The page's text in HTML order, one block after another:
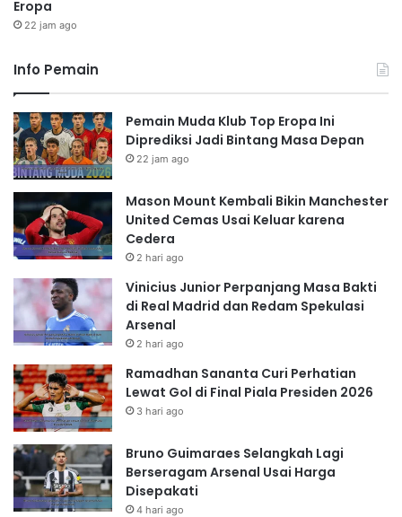
Eropa
22 jam ago
Info Pemain
Pemain Muda Klub Top Eropa Ini
Diprediksi Jadi Bintang Masa Depan
22 jam ago
Mason Mount Kembali Bikin Manchester
United Cemas Usai Keluar karena
Cedera
2 hari ago
Vinicius Junior Perpanjang Masa Bakti
di Real Madrid dan Redam Spekulasi
Arsenal
2 hari ago
Ramadhan Sananta Curi Perhatian
Lewat Gol di Final Piala Presiden 2026
3 hari ago
Bruno Guimaraes Selangkah Lagi
Berseragam Arsenal Usai Harga
Disepakati
4 hari ago